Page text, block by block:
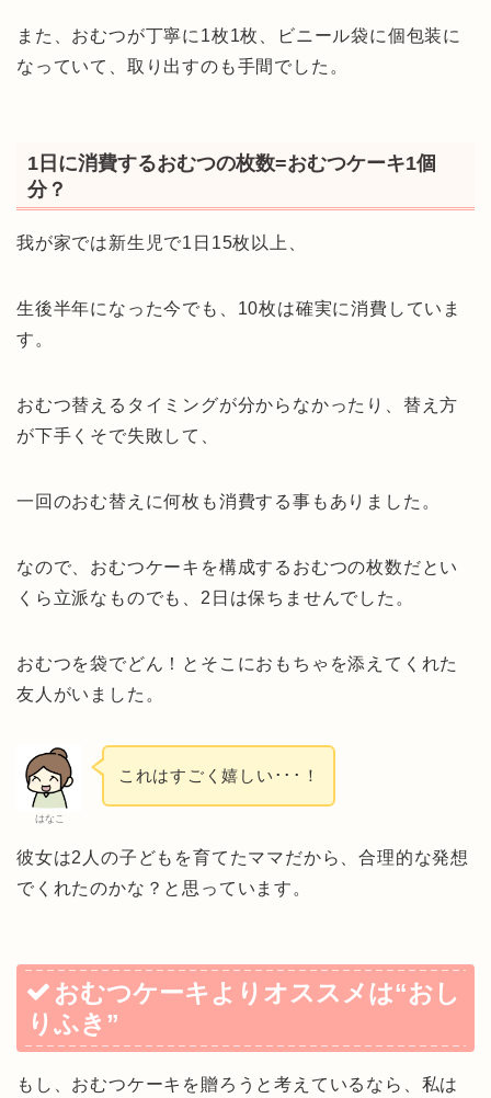
また、おむつが丁寧に1枚1枚、ビニール袋に個包装に
なっていて、取り出すのも手間でした。
1日に消費するおむつの枚数=おむつケーキ1個
分？
我が家では新生児で1日15枚以上、
生後半年になった今でも、10枚は確実に消費していま
す。
おむつ替えるタイミングが分からなかったり、替え方
が下手くそで失敗して、
一回のおむ替えに何枚も消費する事もありました。
なので、おむつケーキを構成するおむつの枚数だとい
くら立派なものでも、2日は保ちませんでした。
おむつを袋でどん！とそこにおもちゃを添えてくれた
友人がいました。
はなこ
これはすごく嬉しい･･･！
彼女は2人の子どもを育てたママだから、合理的な発想
でくれたのかな？と思っています。
おむつケーキよりオススメは“おし
りふき”
もし、おむつケーキを贈ろうと考えているなら、私は